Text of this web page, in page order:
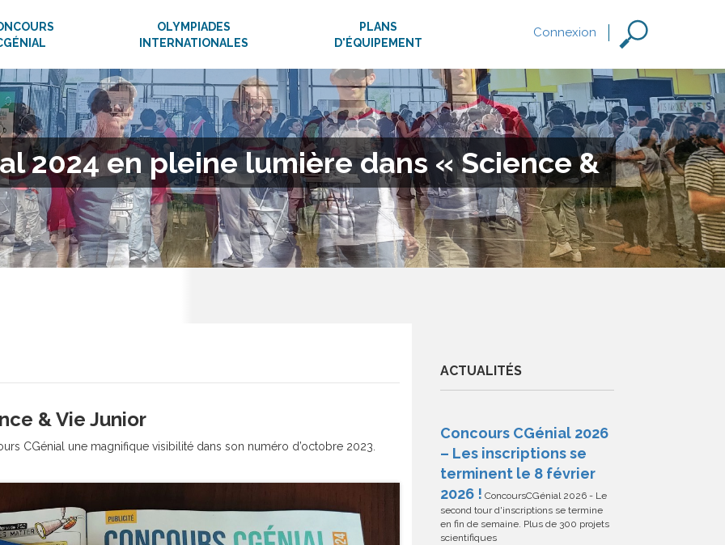
OLYMPIADES
INTERNATIONALES
PLANS
D'ÉQUIPEMENT
Connexion
2024 en pleine lumière dans « Science &
& Vie Junior
CGénial une magnifique visibilité dans son numéro d’octobre 2023.
ACTUALITÉS
Concours CGénial 2026
– Les inscriptions se
terminent le 8 février
2026 ! ConcoursCGénial 2026 - Le
second tour d'inscriptions se termine
en fin de semaine. Plus de 300 projets
scientifiques